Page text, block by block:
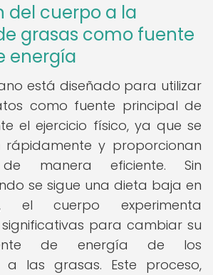
del cuerpo a la
grasas como fuente
energía
está diseñado para utilizar
como fuente principal de
el ejercicio físico, ya que se
rápidamente y proporcionan
de manera eficiente. Sin
se sigue una dieta baja en
el cuerpo experimenta
para cambiar su
de energía de los
a las grasas. Este proceso,